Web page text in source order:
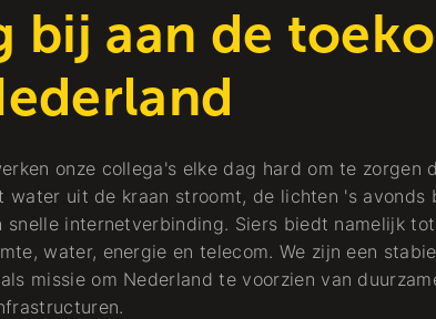
bij aan de
onze collega's elke dag hard om te zorgen
water uit de kraan stroomt, de lichten 's avonds
snelle internetverbinding. Siers biedt namelijk
water, energie en telecom. We zijn een
missie om Nederland te voorzien van